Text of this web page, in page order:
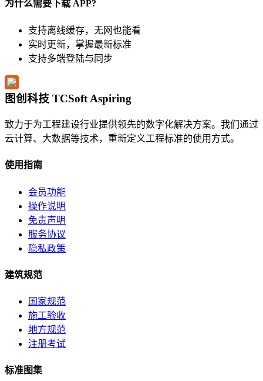
为什么需要下载 APP?
支持离线缓存，无网也能看
实时更新，掌握最新标准
支持多端登陆与同步
图创科技 TCSoft Aspiring
致力于为工程建设行业提供领先的数字化解决方案。我们通过
云计算、大数据等技术，重新定义工程标准的使用方式。
使用指南
会员功能
操作说明
免责声明
服务协议
隐私政策
建筑规范
国家规范
施工验收
地方规范
注册考试
标准图集